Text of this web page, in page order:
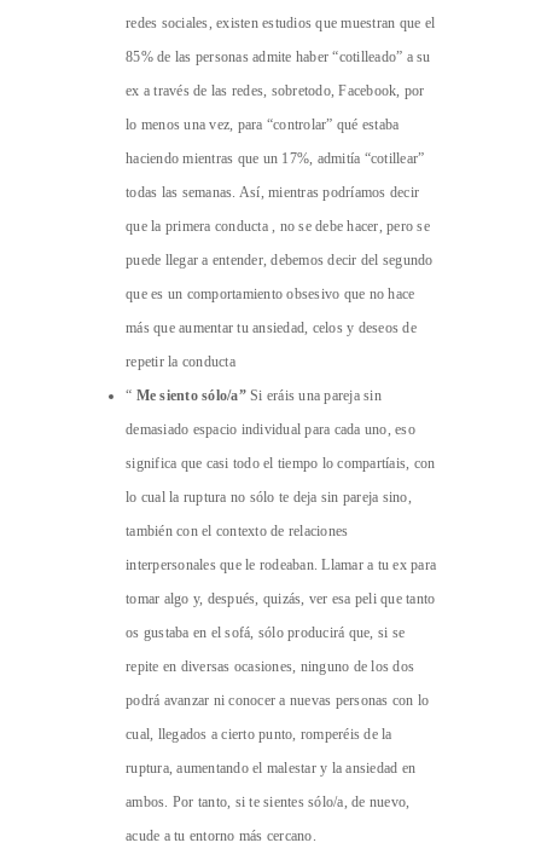
redes sociales, existen estudios que muestran que el
85% de las personas admite haber “cotilleado” a su
ex a través de las redes, sobretodo, Facebook, por
lo menos una vez, para “controlar” qué estaba
haciendo mientras que un 17%, admitía “cotillear”
todas las semanas. Así, mientras podríamos decir
que la primera conducta , no se debe hacer, pero se
puede llegar a entender, debemos decir del segundo
que es un comportamiento obsesivo que no hace
más que aumentar tu ansiedad, celos y deseos de
repetir la conducta
“ Me siento sólo/a”Si eráis una pareja sin
demasiado espacio individual para cada uno, eso
significa que casi todo el tiempo lo compartíais, con
lo cual la ruptura no sólo te deja sin pareja sino,
también con el contexto de relaciones
interpersonales que le rodeaban. Llamar a tu ex para
tomar algo y, después, quizás, ver esa peli que tanto
os gustaba en el sofá, sólo producirá que, si se
repite en diversas ocasiones, ninguno de los dos
podrá avanzar ni conocer a nuevas personas con lo
cual, llegados a cierto punto, romperéis de la
ruptura, aumentando el malestar y la ansiedad en
ambos. Por tanto, si te sientes sólo/a, de nuevo,
acude a tu entorno más cercano.